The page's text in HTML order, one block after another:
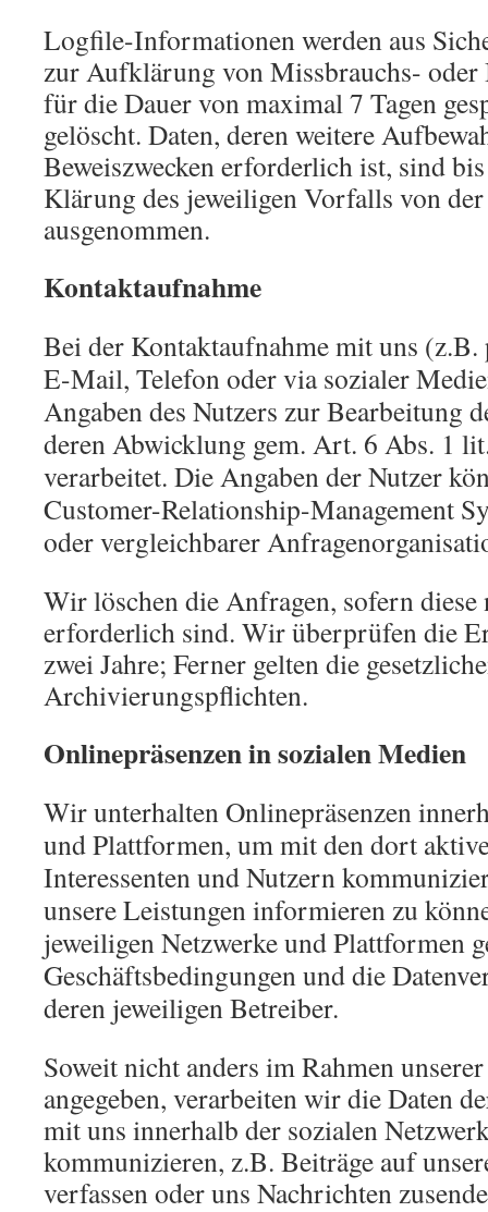
Logfile-Informationen werden aus
zur Aufklärung von Missbrauchs- oder
für die Dauer von maximal 7 Tagen
gelöscht. Daten, deren weitere
Beweiszwecken erforderlich ist, sind
Klärung des jeweiligen Vorfalls von
ausgenommen.
Kontaktaufnahme
Bei der Kontaktaufnahme mit uns
E-Mail, Telefon oder via sozialer
Angaben des Nutzers zur Bearbeitung
deren Abwicklung gem. Art. 6 Abs. 1
verarbeitet. Die Angaben der Nutzer
Customer-Relationship-Management
oder vergleichbarer
Wir löschen die Anfragen, sofern diese
erforderlich sind. Wir überprüfen die
zwei Jahre; Ferner gelten die
Archivierungspflichten.
Onlinepräsenzen in sozialen Medien
Wir unterhalten Onlinepräsenzen
und Plattformen, um mit den dort
Interessenten und Nutzern
unsere Leistungen informieren zu
jeweiligen Netzwerke und Plattformen
Geschäftsbedingungen und die
deren jeweiligen Betreiber.
Soweit nicht anders im Rahmen
angegeben, verarbeiten wir die Daten
mit uns innerhalb der sozialen
kommunizieren, z.B. Beiträge auf
verfassen oder uns Nachrichten